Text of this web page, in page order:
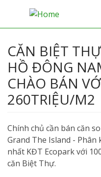
CĂN BIỆT
HỒ ĐÔNG
CHÀO BÁN
260TRIỆU/M2
Chính chủ cần bán căn
Grand The Island - Phân
nhất KĐT Ecopark với
căn Biệt Thự.